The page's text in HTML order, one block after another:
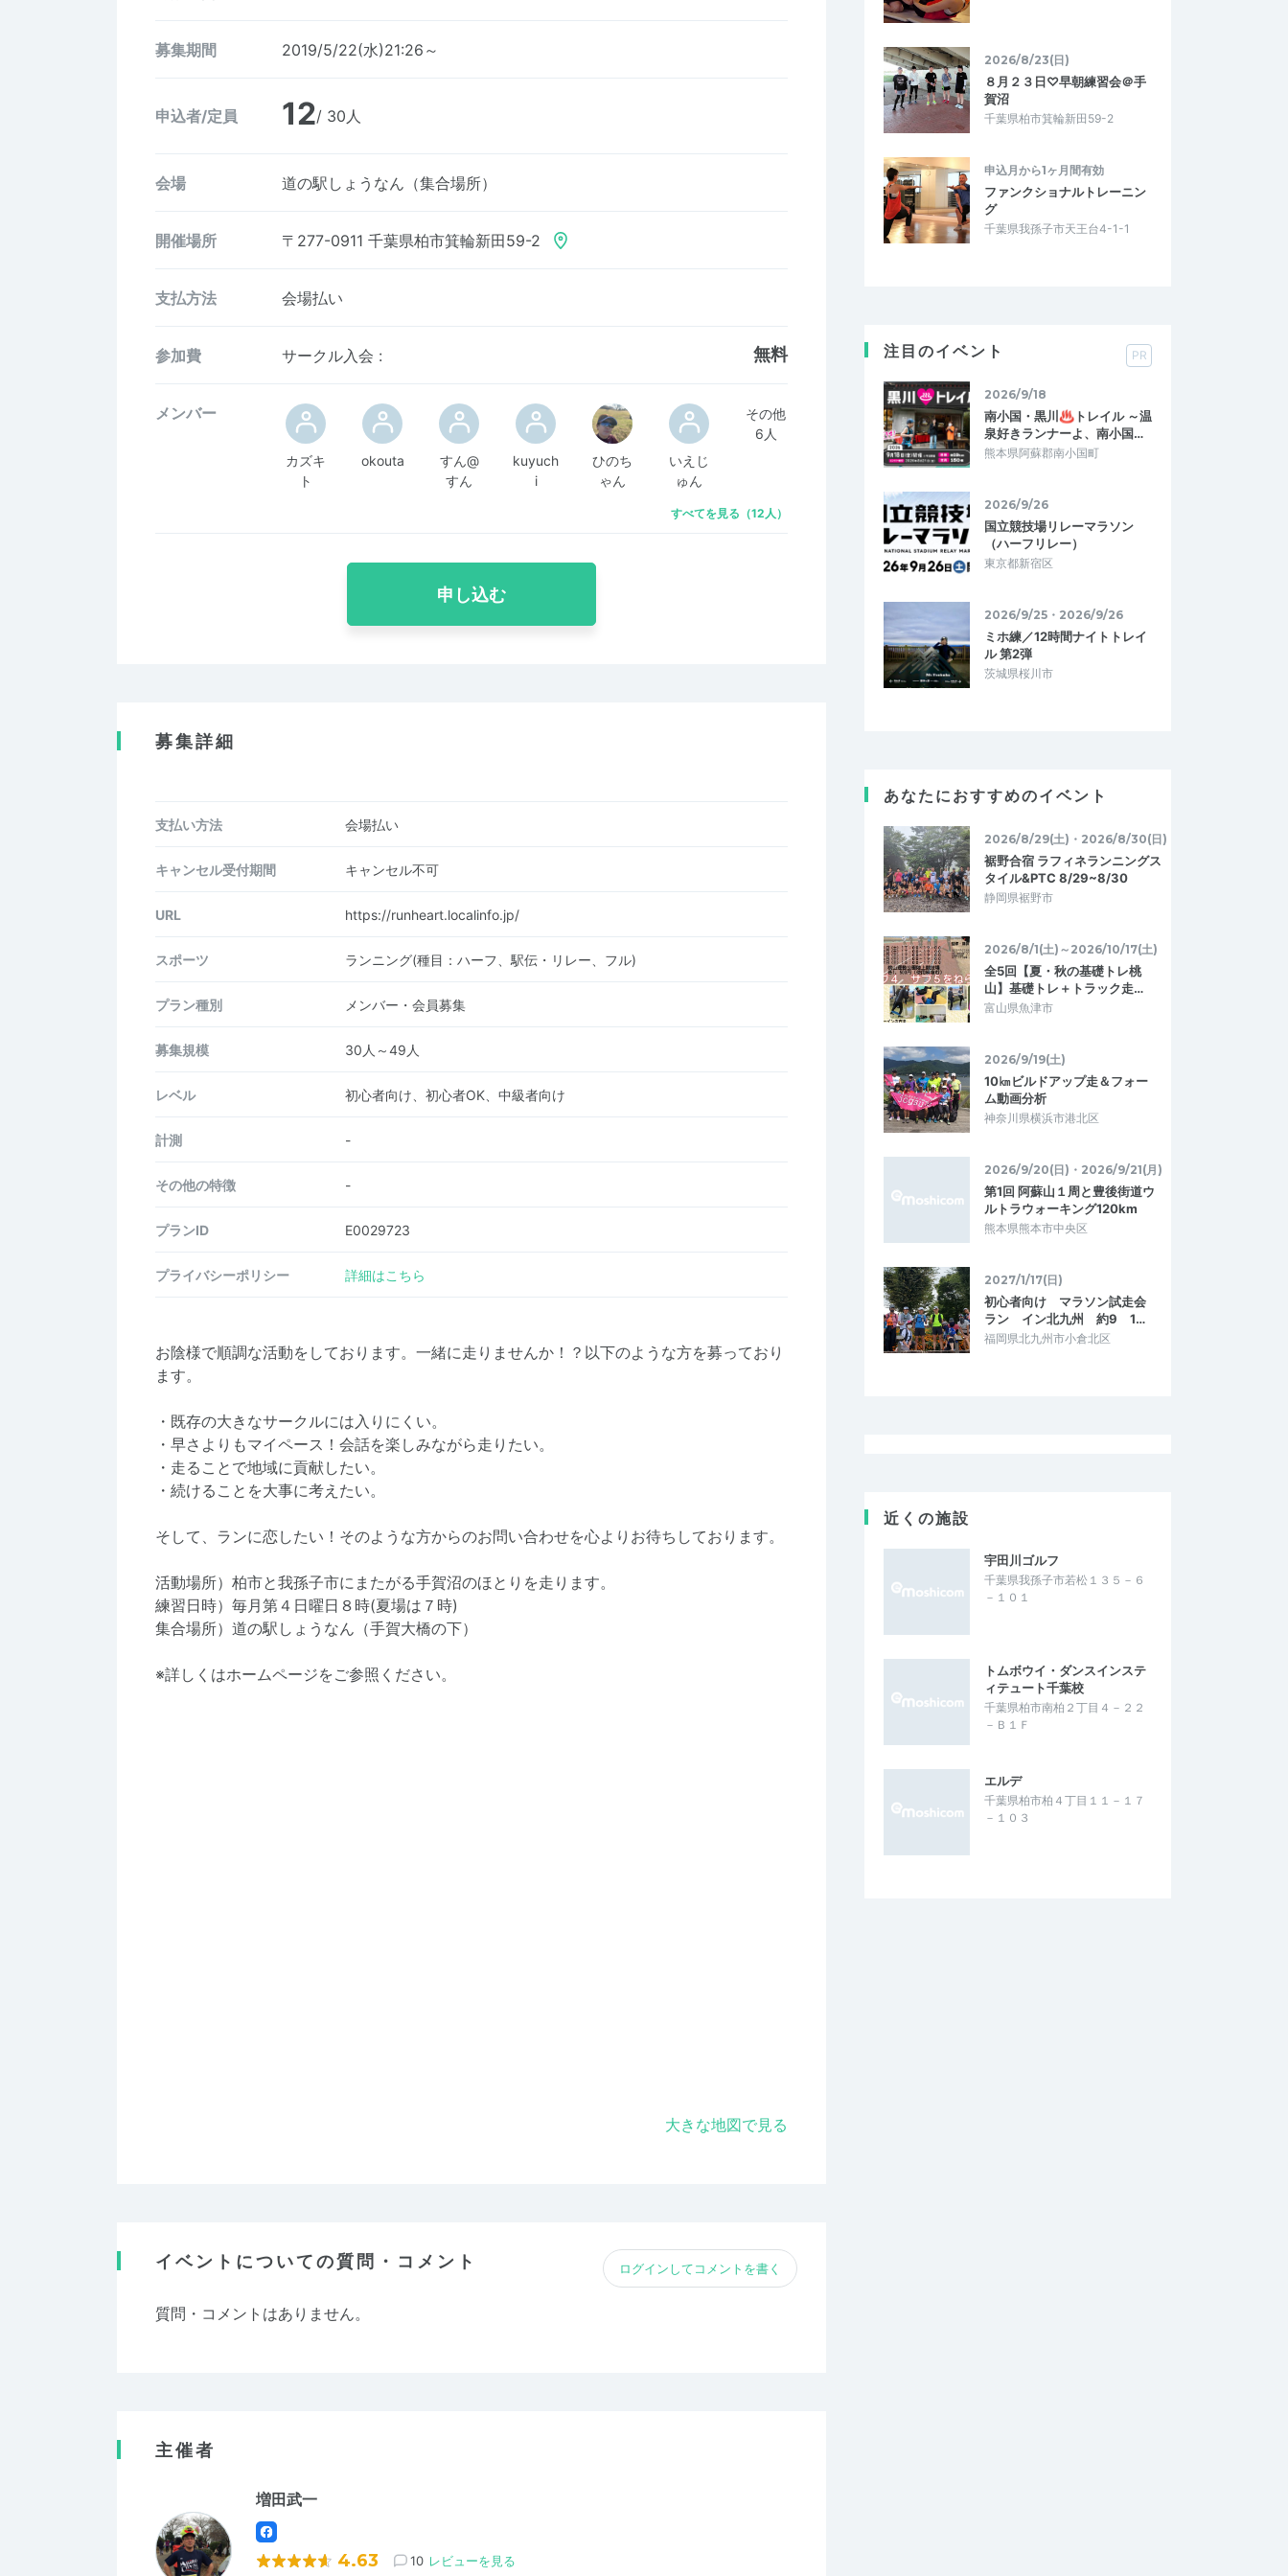
募集期間 2019/5/22(水)21:26～
申込者/定員 12/ 30人
会場 道の駅しょうなん（集合場所）
開催場所 〒277-0911 千葉県柏市箕輪新田59-2
支払方法 会場払い
参加費 サークル入会 : 無料
メンバー
カズキ
ト
okouta
すん@
すん
kuyuch
i
ひのち
ゃん
いえじ
ゅん
その他
6人
すべてを見る（12人）
申し込む
募集詳細
支払い方法 会場払い
キャンセル受付期間 キャンセル不可
URL https://runheart.localinfo.jp/
スポーツ ランニング(種目：ハーフ、駅伝・リレー、フル)
プラン種別 メンバー・会員募集
募集規模 30人～49人
レベル 初心者向け、初心者OK、中級者向け
計測 -
その他の特徴 -
プランID E0029723
プライバシーポリシー 詳細はこちら
お陰様で順調な活動をしております。一緒に走りませんか！？以下のような方を募っており
ます。
・既存の大きなサークルには入りにくい。
・早さよりもマイペース！会話を楽しみながら走りたい。
・走ることで地域に貢献したい。
・続けることを大事に考えたい。
そして、ランに恋したい！そのような方からのお問い合わせを心よりお待ちしております。
活動場所）柏市と我孫子市にまたがる手賀沼のほとりを走ります。
練習日時）毎月第４日曜日８時(夏場は７時)
集合場所）道の駅しょうなん（手賀大橋の下）
※詳しくはホームページをご参照ください。
大きな地図で見る
イベントについての質問・コメント ログインしてコメントを書く
質問・コメントはありません。
主催者
増田武一
4.63 10 レビューを見る
2026/8/23(日)
８月２３日♡早朝練習会＠手
賀沼
千葉県柏市箕輪新田59-2
申込月から1ヶ月間有効
ファンクショナルトレーニン
グ
千葉県我孫子市天王台4-1-1
注目のイベント PR
2026/9/18
南小国・黒川♨トレイル ～温
泉好きランナーよ、南小国…
熊本県阿蘇郡南小国町
2026/9/26
国立競技場リレーマラソン
（ハーフリレー）
東京都新宿区
2026/9/25・2026/9/26
ミホ練／12時間ナイトトレイ
ル 第2弾
茨城県桜川市
あなたにおすすめのイベント
2026/8/29(土)・2026/8/30(日)
裾野合宿 ラフィネランニングス
タイル&PTC 8/29~8/30
静岡県裾野市
2026/8/1(土)～2026/10/17(土)
全5回【夏・秋の基礎トレ桃
山】基礎トレ＋トラック走…
富山県魚津市
2026/9/19(土)
10㎞ビルドアップ走＆フォー
ム動画分析
神奈川県横浜市港北区
2026/9/20(日)・2026/9/21(月)
第1回 阿蘇山１周と豊後街道ウ
ルトラウォーキング120km
熊本県熊本市中央区
2027/1/17(日)
初心者向け マラソン試走会
ラン イン北九州 約9 1…
福岡県北九州市小倉北区
近くの施設
宇田川ゴルフ
千葉県我孫子市若松１３５－６
－１０１
トムボウイ・ダンスインステ
ィテュート千葉校
千葉県柏市南柏２丁目４－２２
－Ｂ１Ｆ
エルデ
千葉県柏市柏４丁目１１－１７
－１０３